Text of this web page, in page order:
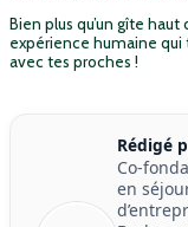
Bien plus qu’un gîte
expérience humaine
avec tes proches !
Rédigé
Co-
en